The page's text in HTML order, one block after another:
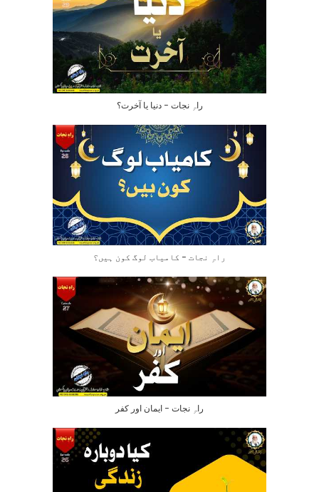
راہِ نجات – دنیا یا آخرت؟
راہِ نجات – کامیاب لوگ کون ہیں؟
راہِ نجات – ایمان اور کفر